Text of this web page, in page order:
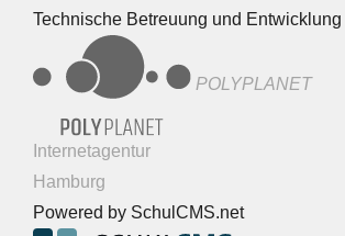
Technische Betreuung und Entwicklung
POLYPLANET
Internetagentur
Hamburg
Powered by SchulCMS.net